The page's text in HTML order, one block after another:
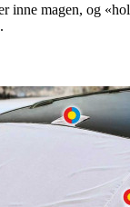
inne magen, og